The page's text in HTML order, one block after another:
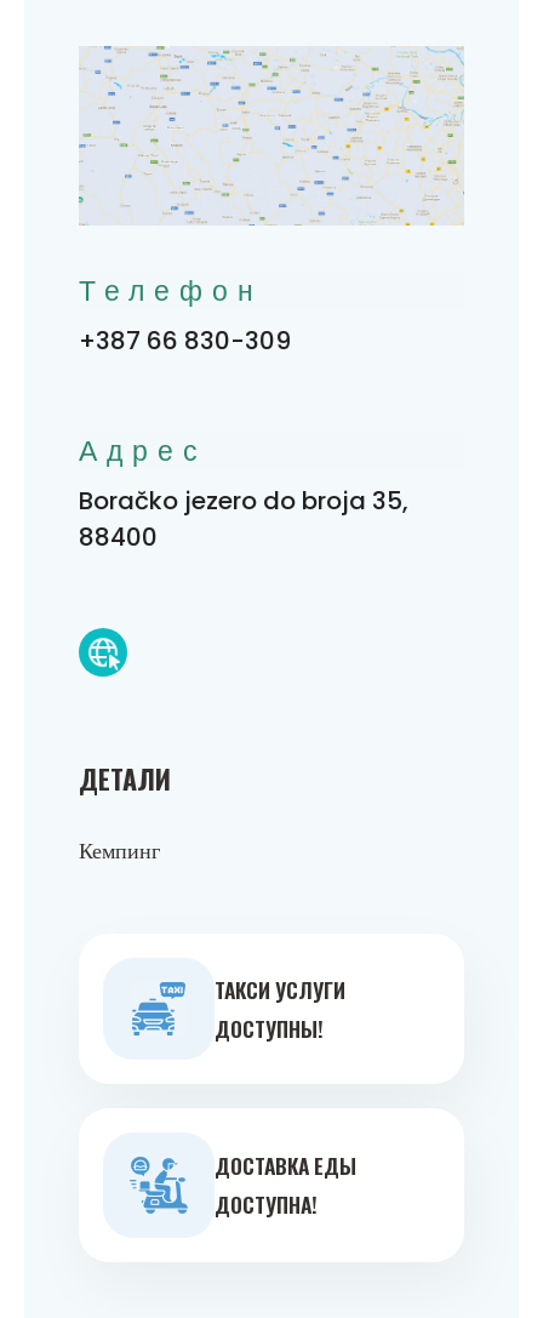
ДЕТАЛИ
Кемпинг
ТАКСИ УСЛУГИ
ДОСТУПНЫ!
ДОСТАВКА ЕДЫ
ДОСТУПНА!
Телефон
+387 66 830-309
Адрес
Boračko jezero do broja 35,
88400